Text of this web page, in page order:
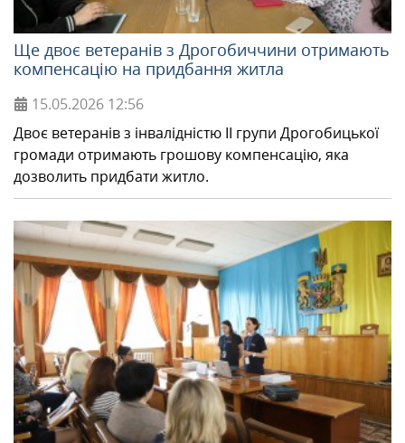
Ще двоє ветеранів з Дрогобиччини отримають
компенсацію на придбання житла
15.05.2026 12:56
Двоє ветеранів з інвалідністю ІІ групи Дрогобицької
громади отримають грошову компенсацію, яка
дозволить придбати житло.
МЕДІА
КОНТАКТИ